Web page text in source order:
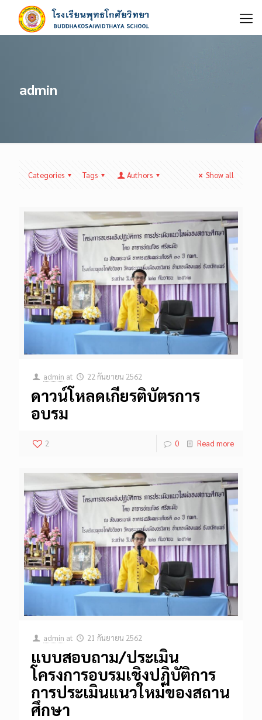
admin
Categories Tags Authors Show all
admin at 22 กันยายน 2562
ดาวน์โหลดเกียรติบัตรการ
อบรม
2 0 Read more
admin at 21 กันยายน 2562
แบบสอบถาม/ประเมิน
โครงการอบรมเชิงปฏิบัติการ
การประเมินแนวใหม่ของสถาน
ศึกษา